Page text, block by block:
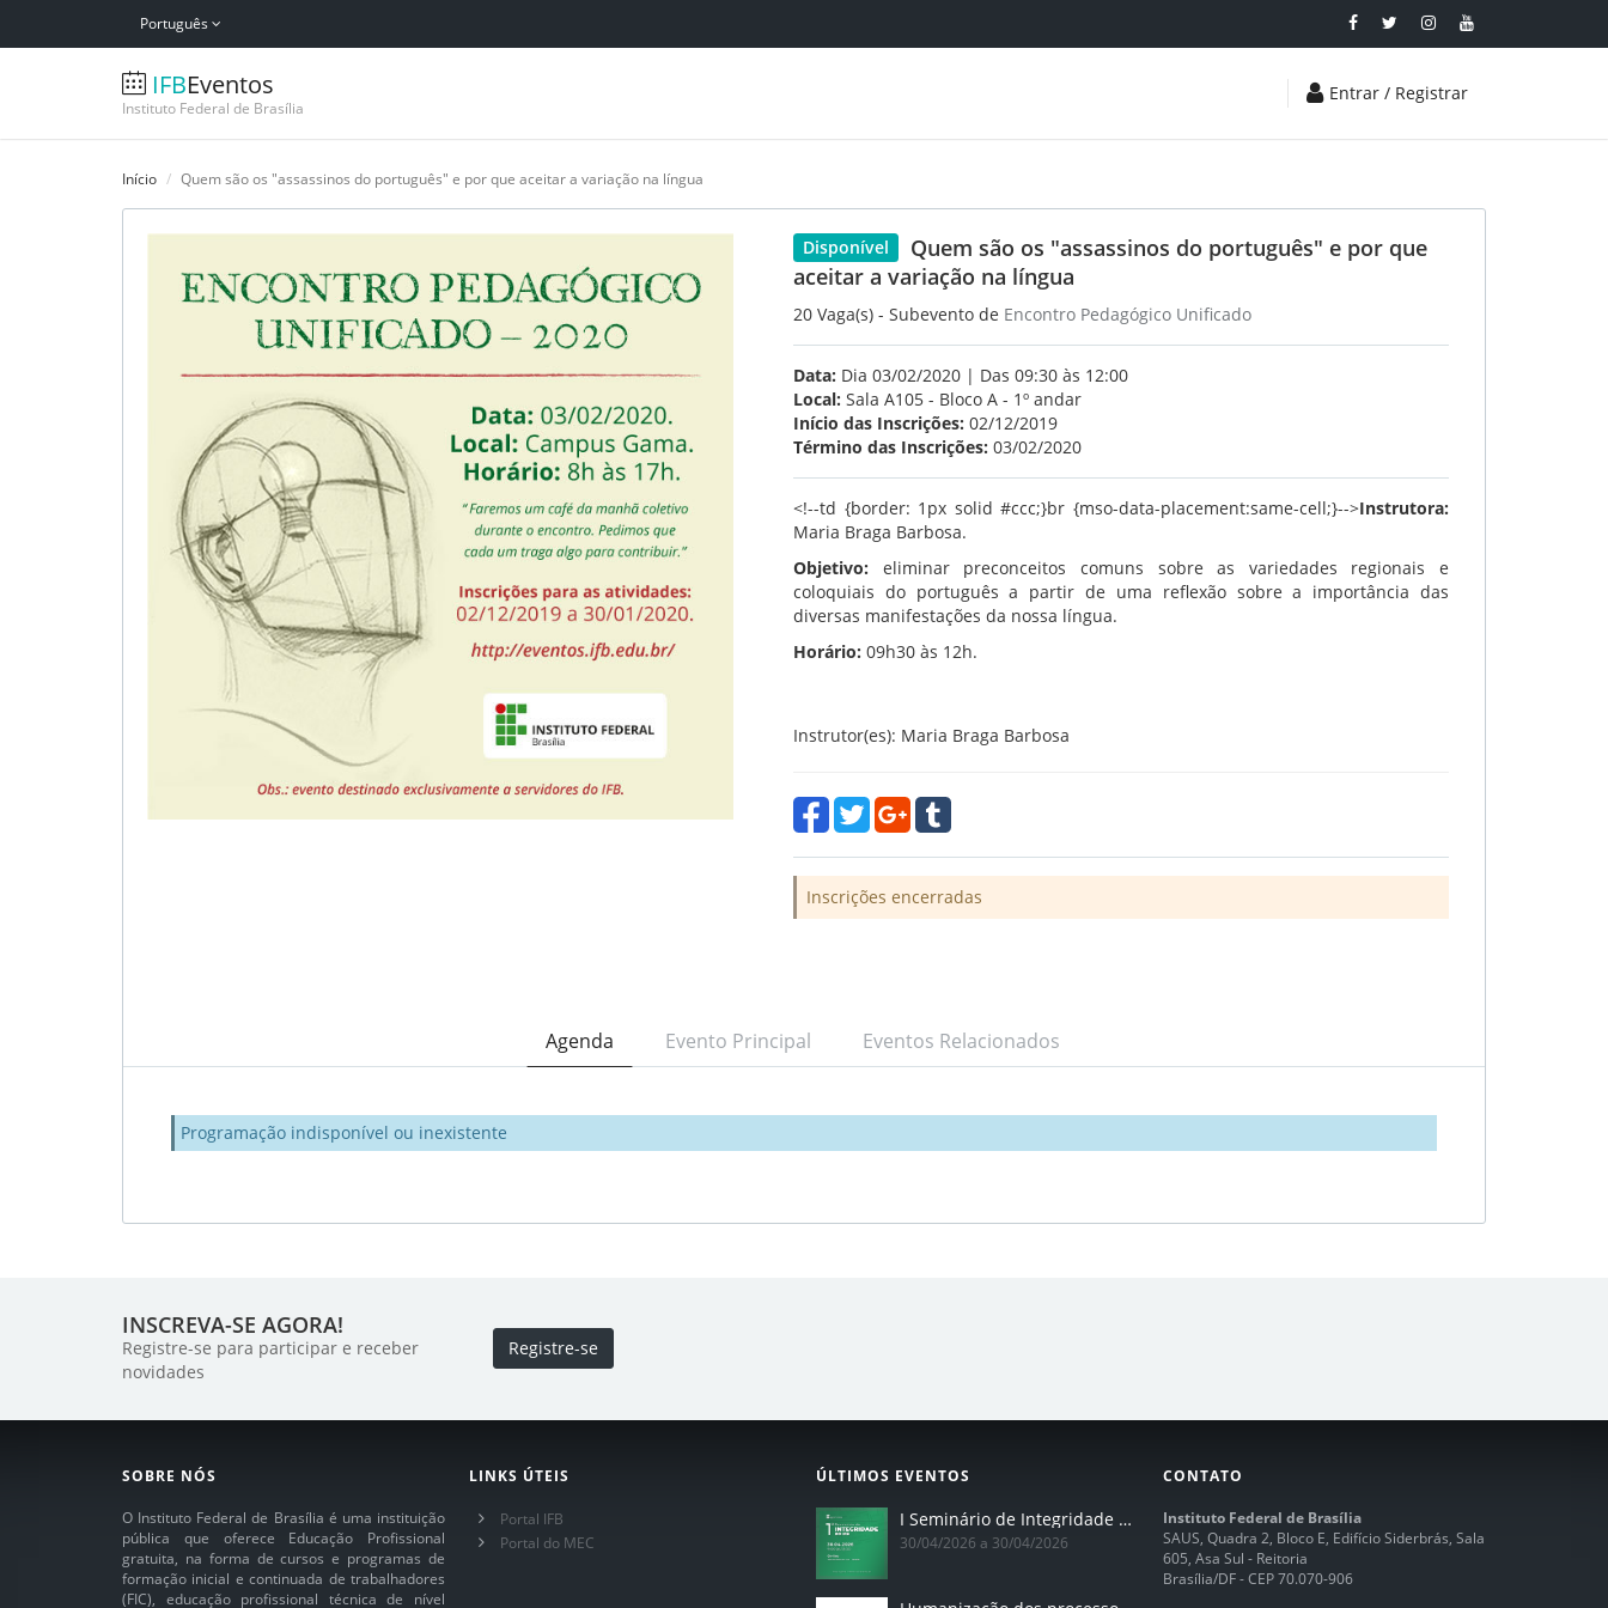
Português
IFBEventos
Instituto Federal de Brasília
Entrar / Registrar
Início Quem são os "assassinos do português" e por que aceitar a variação na língua
Disponível
Quem são os "assassinos do português" e por que
aceitar a variação na língua
20 Vaga(s) - Subevento de Encontro Pedagógico Unificado
Data: Dia 03/02/2020 | Das 09:30 às 12:00
Local: Sala A105 - Bloco A - 1º andar
Início das Inscrições: 02/12/2019
Término das Inscrições: 03/02/2020
<!--td {border: 1px solid #ccc;}br {mso-data-placement:same-cell;}-->Instrutora:
Maria Braga Barbosa.
Objetivo: eliminar preconceitos comuns sobre as variedades regionais e
coloquiais do português a partir de uma reflexão sobre a importância das
diversas manifestações da nossa língua.
Horário: 09h30 às 12h.
Instrutor(es): Maria Braga Barbosa
Inscrições encerradas
Agenda Evento Principal Eventos Relacionados
Programação indisponível ou inexistente
INSCREVA-SE AGORA!
Registre-se para participar e receber
novidades
Registre-se
SOBRE NÓS
O Instituto Federal de Brasília é uma instituição
pública que oferece Educação Profissional
gratuita, na forma de cursos e programas de
formação inicial e continuada de trabalhadores
(FIC), educação profissional técnica de nível
LINKS ÚTEIS
Portal IFB
Portal do MEC
ÚLTIMOS EVENTOS
I Seminário de Integridade do IFB
30/04/2026 a 30/04/2026
CONTATO
Instituto Federal de Brasília
SAUS, Quadra 2, Bloco E, Edifício Siderbrás, Sala
605, Asa Sul - Reitoria
Brasília/DF - CEP 70.070-906